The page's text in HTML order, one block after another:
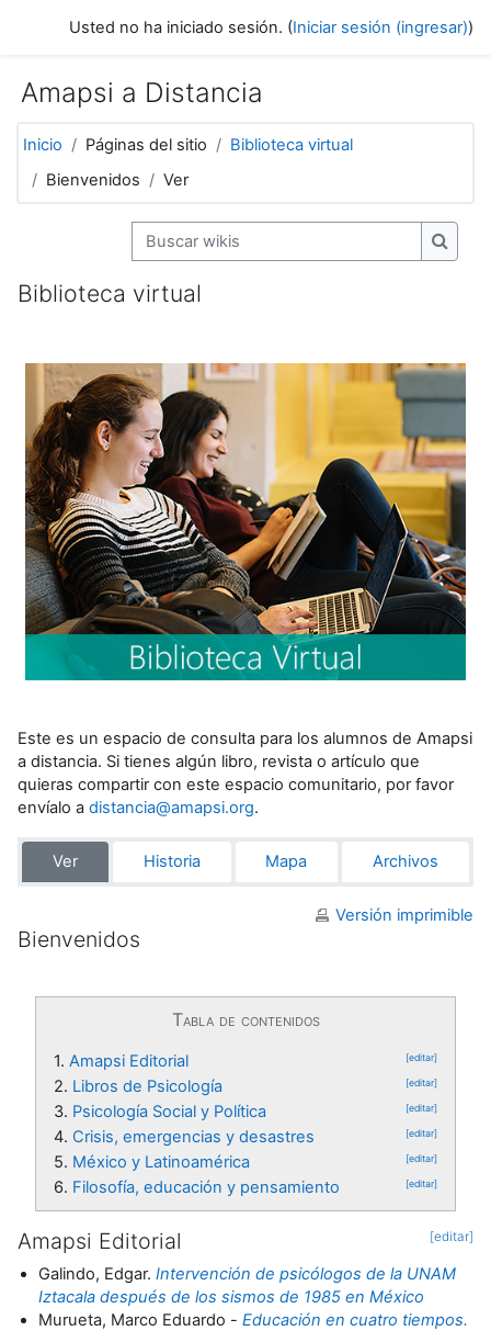
Usted no ha iniciado sesión. (Iniciar sesión (ingresar))
Amapsi a Distancia
Inicio Páginas del sitio
Biblioteca virtual
Bienvenidos
Ver
Buscar wikis
Biblioteca virtual
Este es un espacio de consulta para los alumnos de Amapsi
a distancia. Si tienes algún libro, revista o artículo que
quieras compartir con este espacio comunitario, por favor
envíalo a distancia@amapsi.org.
Ver Historia Mapa Archivos
Versión imprimible
Bienvenidos
Tabla de contenidos
1. Amapsi Editorial [editar]
2. Libros de Psicología [editar]
3. Psicología Social y Política [editar]
4. Crisis, emergencias y desastres [editar]
5. México y Latinoamérica [editar]
6. Filosofía, educación y pensamiento [editar]
Amapsi Editorial [editar]
Galindo, Edgar.Intervención de psicólogos de la UNAM
Iztacala después de los sismos de 1985 en México
Murueta, Marco Eduardo -Educación en cuatro tiempos.